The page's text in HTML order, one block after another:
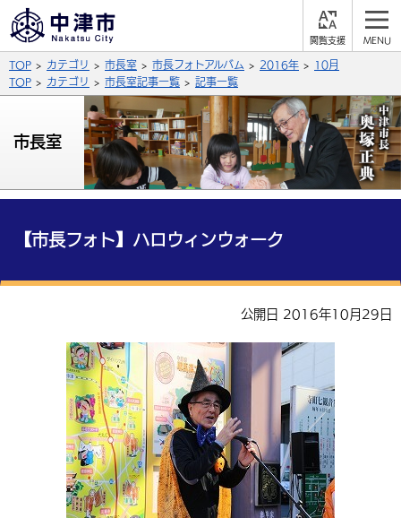
支
背景色
青 白
文字の大きさ
拡大 標準 縮小
言語を選択
英語（English） 中国語（簡体字）
中国語（繁体字） 韓国語（한국어）
組織案内
公式SNS
X (Twitter) YouTube
サイト内検索
総合メニュー
保険・年金
福祉・介護 健康・予防
住宅・インフラ
環境・衛生 生涯学習・スポーツ・人権
外国人の方向け情報
入札・契約 産業・雇用
農林水産業 税金
子育て・教育
施設情報 子どもを預ける
手当・助成 健康・医療
相談・支援・情報 計画・施策
観光・移住
スポットを探す
遊ぶ・体験する グルメ・食べる
買う・おみやげ 四季のイベント・祭り
中津市について 市役所の紹介
地方創生・地域活性化 広報・広聴
TOP カテゴリ 市長室 市長フォトアルバム 2016年
10月
TOP
カテゴリ 市長室記事一覧 記事一覧
市長室
【市長フォト】ハロウィンウォーク
公開日 2016年10月29日